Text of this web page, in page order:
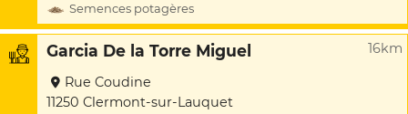
Semences potagères
Garcia De la Torre Miguel 16km
Rue Coudine
11250 Clermont-sur-Lauquet